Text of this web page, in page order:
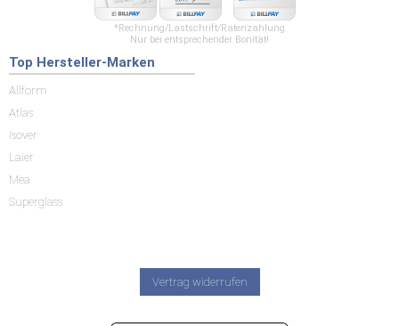
*Rechnung/Lastschrift/Ratenzahlung
Nur bei entsprechender Bonität!
Top Hersteller-Marken
Allform
Atlas
Isover
Laier
Mea
Superglass
Vertrag widerrufen